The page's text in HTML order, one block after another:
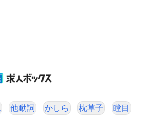
他動詞 かしら 枕草子 瞠目